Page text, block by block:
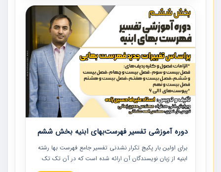
پیمان به همراه تجربیات عملی در این خصوص ارائه شده است.
دوره آموزشی تفسیر فهرست‌بهای ابنیه بخش ششم
برای اولین بار پکیج تکرار نشدنی تفسیر جامع فهرست بها رشته
ابنیه از زبان نویسندگان آن ارائه شده است که در آن تک تک
ردیف ها و مطالب فهرست بها تفسیر و ارائه شده است. این